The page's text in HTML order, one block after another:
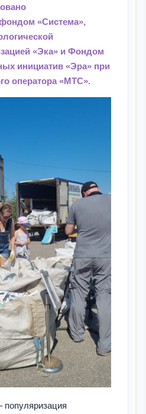
«Система»,
«Эка» и Фондом
инициатив «Эра» при
оператора «МТС».
популяризация